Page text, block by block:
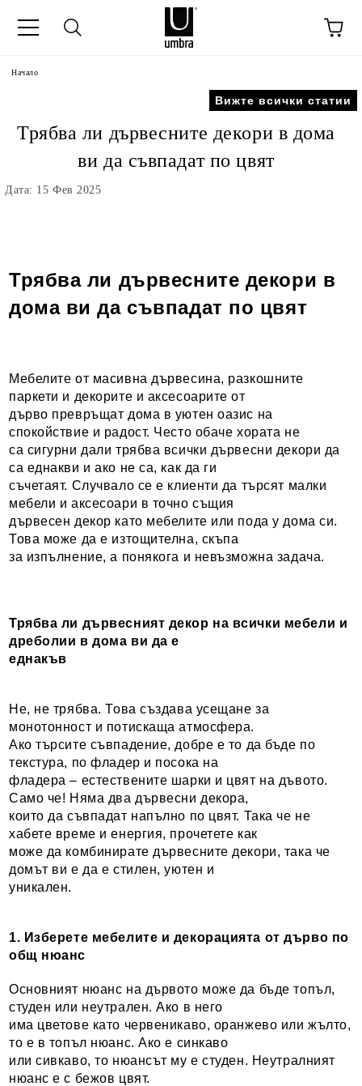
Начало
Вижте всички статии
Трябва ли дървесните декори в дома
ви да съвпадат по цвят
Дата: 15 Фев 2025
Трябва ли дървесните декори в
дома ви да съвпадат по цвят
Мебелите от масивна дървесина, разкошните
паркети и декорите и аксесоарите от
дърво превръщат дома в уютен оазис на
спокойствие и радост. Често обаче хората не
са сигурни дали трябва всички дървесни декори да
са еднакви и ако не са, как да ги
съчетаят. Случвало се е клиенти да търсят малки
мебели и аксесоари в точно същия
дървесен декор като мебелите или пода у дома си.
Това може да е изтощителна, скъпа
за изпълнение, а понякога и невъзможна задача.
Трябва ли дървесният декор на всички мебели и
дреболии в дома ви да е
еднакъв
Не, не трябва. Това създава усещане за
монотонност и потискаща атмосфера.
Ако търсите съвпадение, добре е то да бъде по
текстура, по фладер и посока на
фладера – естествените шарки и цвят на дъвото.
Само че! Няма два дървесни декора,
които да съвпадат напълно по цвят. Така че не
хабете време и енергия, прочетете как
може да комбинирате дървесните декори, така че
домът ви е да е стилен, уютен и
уникален.
1. Изберете мебелите и декорацията от дърво по
общ нюанс
Основният нюанс на дървото може да бъде топъл,
студен или неутрален. Ако в него
има цветове като червеникаво, оранжево или жълто,
то е в топъл нюанс. Ако е синкаво
или сивкаво, то нюансът му е студен. Неутралният
нюанс е с бежов цвят.